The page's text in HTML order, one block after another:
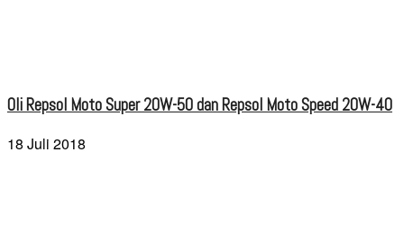
Oli Repsol Moto Super 20W-50 dan Repsol Moto Speed 20W-40
18 Juli 2018